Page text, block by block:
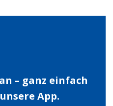
– ganz einfach
App.